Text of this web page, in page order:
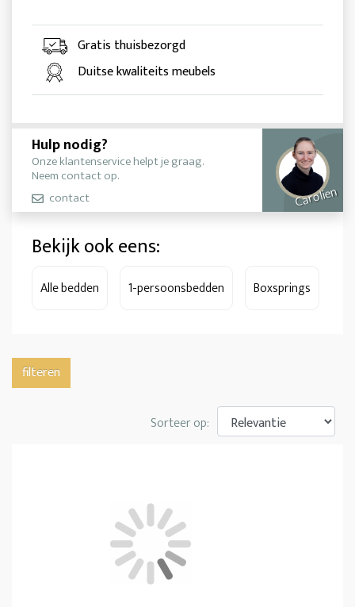
Gratis thuisbezorgd
Duitse kwaliteits meubels
Hulp nodig?
Onze klantenservice helpt je graag.
Neem contact op.
contact
Carolien
Bekijk ook eens:
Alle bedden 1-persoonsbedden Boxsprings
filteren
Sorteer op: